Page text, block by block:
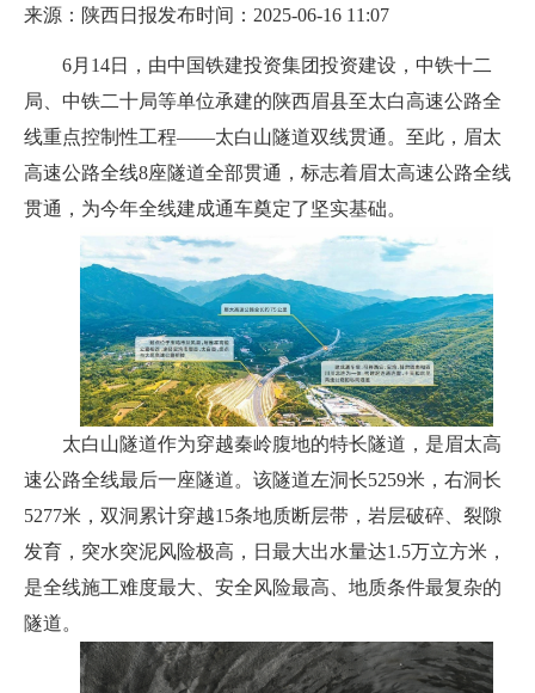
来源：陕西日报发布时间：2025-06-16 11:07
6月14日，由中国铁建投资集团投资建设，中铁十二
局、中铁二十局等单位承建的陕西眉县至太白高速公路全
线重点控制性工程——太白山隧道双线贯通。至此，眉太
高速公路全线8座隧道全部贯通，标志着眉太高速公路全线
贯通，为今年全线建成通车奠定了坚实基础。
太白山隧道作为穿越秦岭腹地的特长隧道，是眉太高
速公路全线最后一座隧道。该隧道左洞长5259米，右洞长
5277米，双洞累计穿越15条地质断层带，岩层破碎、裂隙
发育，突水突泥风险极高，日最大出水量达1.5万立方米，
是全线施工难度最大、安全风险最高、地质条件最复杂的
隧道。